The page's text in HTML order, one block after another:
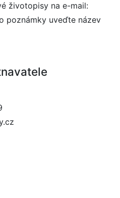
životopisy na e-mail:
poznámky uveďte název